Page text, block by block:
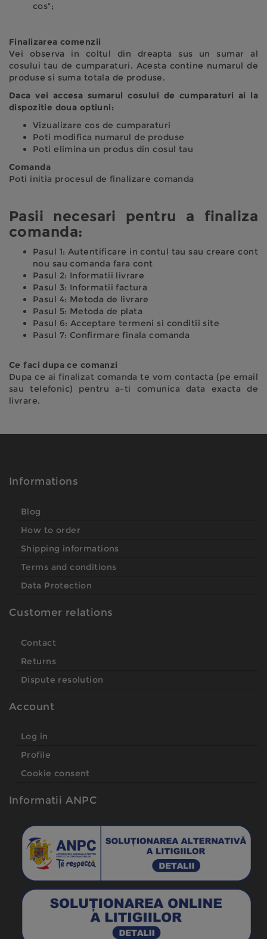
cos";
Finalizarea comenzii
Vei observa in coltul din dreapta sus un sumar al
cosului tau de cumparaturi. Acesta contine numarul de
produse si suma totala de produse.
Daca vei accesa sumarul cosului de cumparaturi ai la
dispozitie doua optiuni:
Vizualizare cos de cumparaturi
Poti modifica numarul de produse
Poti elimina un produs din cosul tau
Comanda
Poti initia procesul de finalizare comanda
Pasii necesari pentru a finaliza
comanda:
Pasul 1: Autentificare in contul tau sau creare cont
nou sau comanda fara cont
Pasul 2: Informatii livrare
Pasul 3: Informatii factura
Pasul 4: Metoda de livrare
Pasul 5: Metoda de plata
Pasul 6: Acceptare termeni si conditii site
Pasul 7: Confirmare finala comanda
Ce faci dupa ce comanzi
Dupa ce ai finalizat comanda te vom contacta (pe email
sau telefonic) pentru a-ti comunica data exacta de
livrare.
Informations
Blog
How to order
Shipping informations
Terms and conditions
Data Protection
Customer relations
Contact
Returns
Dispute resolution
Account
Log in
Profile
Cookie consent
Informatii ANPC